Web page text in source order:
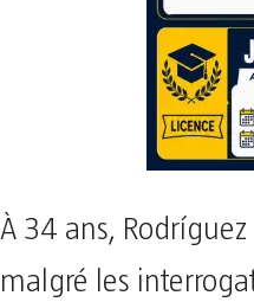
À 34 ans,
malgré les